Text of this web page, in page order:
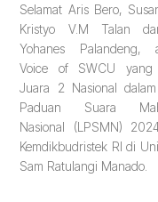
Selamat Aris Bero,
Kristyo V.M Talan
Yohanes Palandeng,
Voice of SWCU yang
Juara 2 Nasional
Paduan Suara
Nasional (LPSMN)
Kemdikbudristek RI di
Sam Ratulangi Manado.